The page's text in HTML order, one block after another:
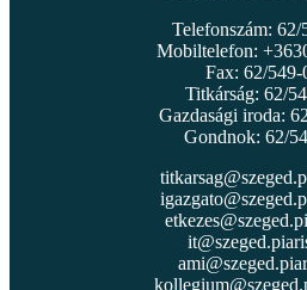
Telefonszám: 62/
Mobiltelefon:
Fax: 62/549-
Titkárság: 62/
Gazdasági iroda:
Gondnok: 62/